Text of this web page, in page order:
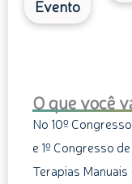
Evento
O que você
No 10º
e 1º Congresso
Terapias